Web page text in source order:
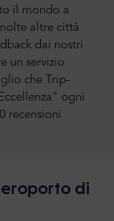
il mondo a
altre città
dai nostri
un servizio
che Trip-
ogni
recensioni
di